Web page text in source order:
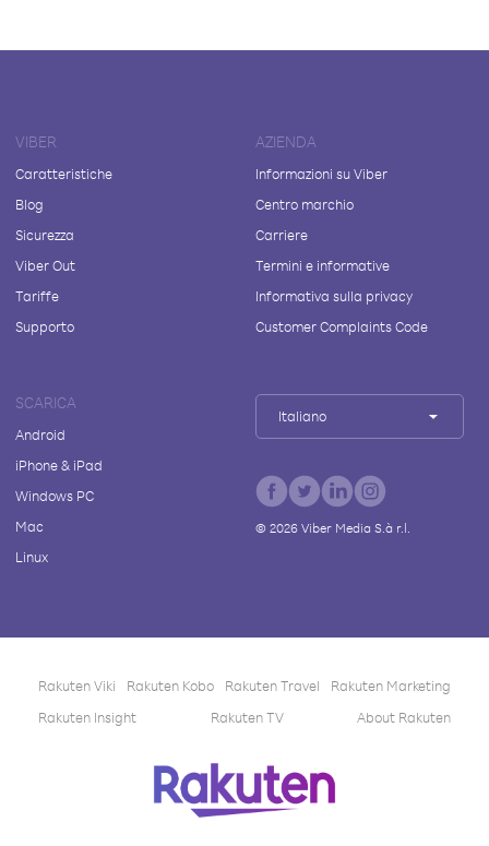
VIBER
Caratteristiche
Blog
Sicurezza
Viber Out
Tariffe
Supporto
AZIENDA
Informazioni su Viber
Centro marchio
Carriere
Termini e informative
Informativa sulla privacy
Customer Complaints Code
SCARICA
Android
iPhone & iPad
Windows PC
Mac
Linux
Italiano
© 2026Viber Media S.à r.l.
Rakuten Viki Rakuten Kobo Rakuten Travel
Rakuten Marketing
Rakuten Insight
Rakuten TV About Rakuten